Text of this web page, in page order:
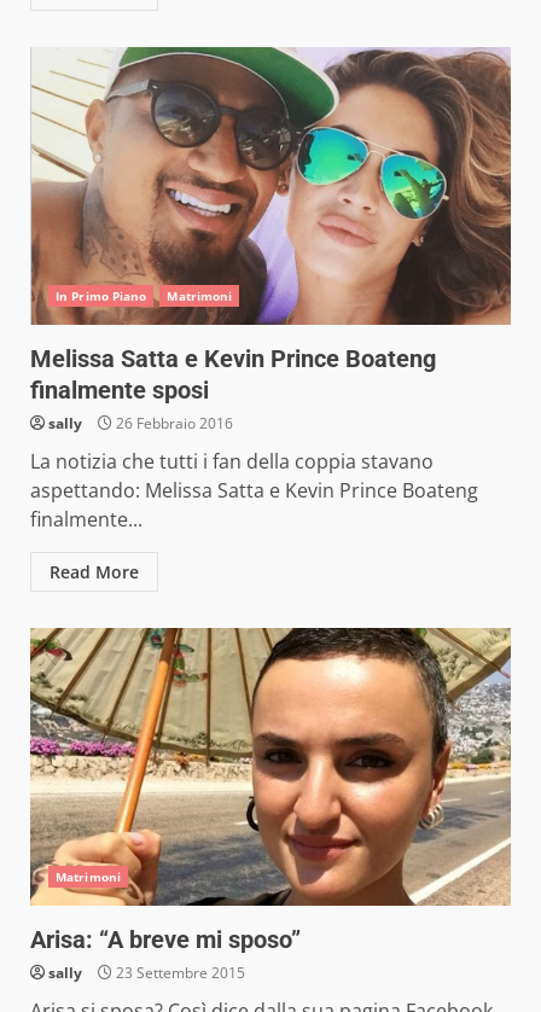
In Primo Piano Matrimoni
Melissa Satta e Kevin Prince Boateng
finalmente sposi
sally 26 Febbraio 2016
La notizia che tutti i fan della coppia stavano
aspettando: Melissa Satta e Kevin Prince Boateng
finalmente...
Read More
Matrimoni
Arisa: “A breve mi sposo”
sally 23 Settembre 2015